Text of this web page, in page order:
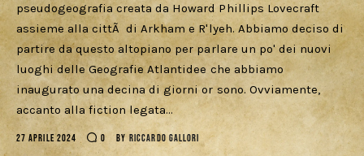
Libri e fumetti
Cercatori
Download
pseudogeografia creata da Howard Phillips Lovecraft
assieme alla cittÃ di Arkham e R'lyeh. Abbiamo deciso di
partire da questo altopiano per parlare un po' dei nuovi
luoghi delle Geografie Atlantidee che abbiamo
inaugurato una decina di giorni or sono. Ovviamente,
accanto alla fiction legata…
27 APRILE 2024 0 BY RICCARDO GALLORI